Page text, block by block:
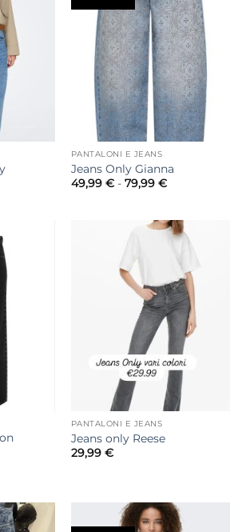
PANTALONI E JEANS
Jeans Only Gianna
49,99 € - 79,99 €Fascia
49,99 €
a
PANTALONI E JEANS
Jeans only Reese
29,99 €